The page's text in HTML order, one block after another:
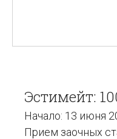
Эстимейт:
Начало: 13 июня
Прием заочных